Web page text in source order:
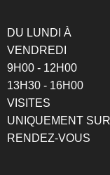
DU LUNDI À
VENDREDI
9H00 - 12H00
13H30 - 16H00
VISITES
UNIQUEMENT SUR
RENDEZ-VOUS